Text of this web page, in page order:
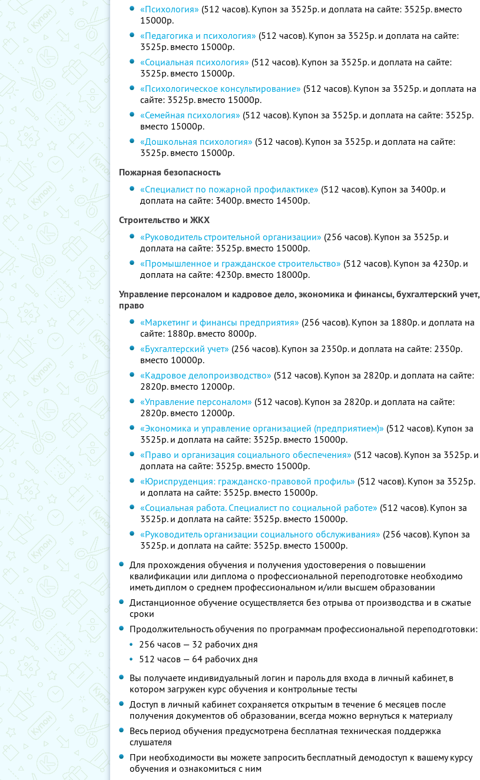
«Психология» (512 часов). Купон за 3525р. и доплата на сайте: 3525р. вместо
15000р.
«Педагогика и психология» (512 часов). Купон за 3525р. и доплата на сайте:
3525р. вместо 15000р.
«Социальная психология» (512 часов). Купон за 3525р. и доплата на сайте:
3525р. вместо 15000р.
«Психологическое консультирование» (512 часов). Купон за 3525р. и доплата на
сайте: 3525р. вместо 15000р.
«Семейная психология» (512 часов). Купон за 3525р. и доплата на сайте: 3525р.
вместо 15000р.
«Дошкольная психология» (512 часов). Купон за 3525р. и доплата на сайте:
3525р. вместо 15000р.
Пожарная безопасность
«Специалист по пожарной профилактике» (512 часов). Купон за 3400р. и
доплата на сайте: 3400р. вместо 14500р.
Строительство и ЖКХ
«Руководитель строительной организации» (256 часов). Купон за 3525р. и
доплата на сайте: 3525р. вместо 15000р.
«Промышленное и гражданское строительство» (512 часов). Купон за 4230р. и
доплата на сайте: 4230р. вместо 18000р.
Управление персоналом и кадровое дело, экономика и финансы, бухгалтерский учет,
право
«Маркетинг и финансы предприятия» (256 часов). Купон за 1880р. и доплата на
сайте: 1880р. вместо 8000р.
«Бухгалтерский учет» (256 часов). Купон за 2350р. и доплата на сайте: 2350р.
вместо 10000р.
«Кадровое делопроизводство» (512 часов). Купон за 2820р. и доплата на сайте:
2820р. вместо 12000р.
«Управление персоналом» (512 часов). Купон за 2820р. и доплата на сайте:
2820р. вместо 12000р.
«Экономика и управление организацией (предприятием)» (512 часов). Купон за
3525р. и доплата на сайте: 3525р. вместо 15000р.
«Право и организация социального обеспечения» (512 часов). Купон за 3525р. и
доплата на сайте: 3525р. вместо 15000р.
«Юриспруденция: гражданско-правовой профиль» (512 часов). Купон за 3525р.
и доплата на сайте: 3525р. вместо 15000р.
«Социальная работа. Специалист по социальной работе» (512 часов). Купон за
3525р. и доплата на сайте: 3525р. вместо 15000р.
«Руководитель организации социального обслуживания» (256 часов). Купон за
3525р. и доплата на сайте: 3525р. вместо 15000р.
Для прохождения обучения и получения удостоверения о повышении
квалификации или диплома о профессиональной переподготовке необходимо
иметь диплом о среднем профессиональном и/или высшем образовании
Дистанционное обучение осуществляется без отрыва от производства и в сжатые
сроки
Продолжительность обучения по программам профессиональной переподготовки:
256 часов — 32 рабочих дня
512 часов — 64 рабочих дня
Вы получаете индивидуальный логин и пароль для входа в личный кабинет, в
котором загружен курс обучения и контрольные тесты
Доступ в личный кабинет сохраняется открытым в течение 6 месяцев после
получения документов об образовании, всегда можно вернуться к материалу
Весь период обучения предусмотрена бесплатная техническая поддержка
слушателя
При необходимости вы можете запросить бесплатный демодоступ к вашему курсу
обучения и ознакомиться с ним